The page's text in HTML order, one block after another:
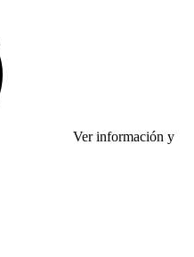
Ver información y